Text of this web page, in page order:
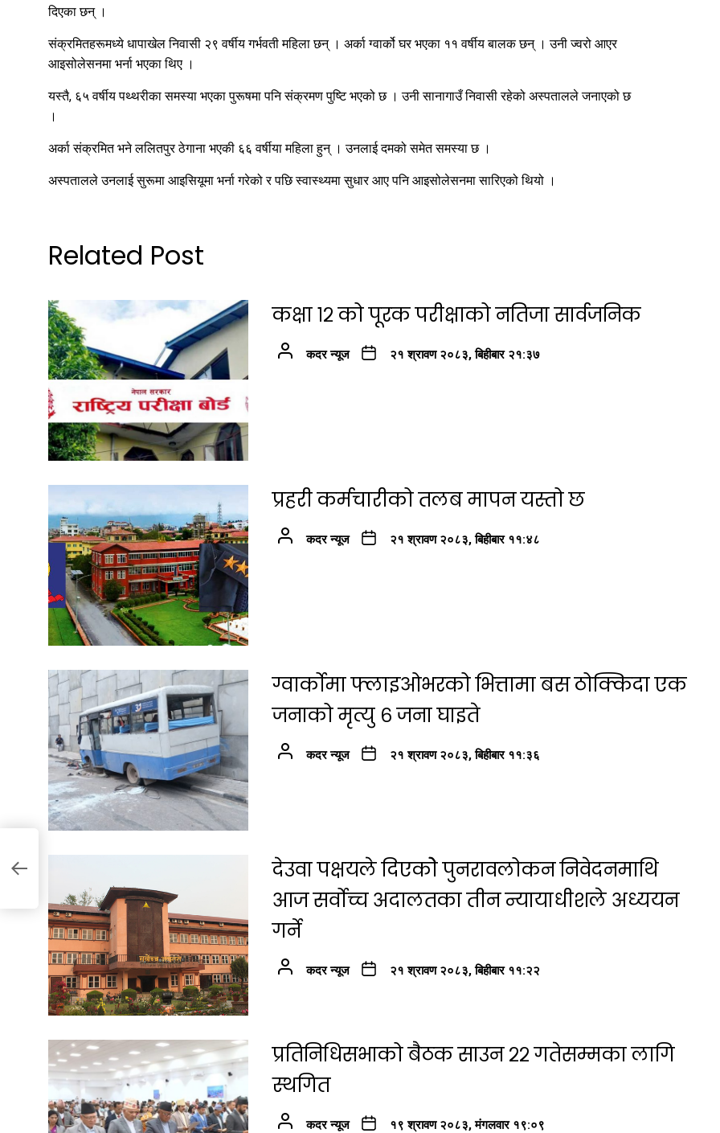
दिएका छन् ।
संक्रमितहरूमध्ये धापाखेल निवासी २९ वर्षीय गर्भवती महिला छन् । अर्का ग्वार्को घर भएका ११ वर्षीय बालक छन् । उनी ज्वरो आएर
आइसोलेसनमा भर्ना भएका थिए ।
यस्तै, ६५ वर्षीय पथ्थरीका समस्या भएका पुरूषमा पनि संक्रमण पुष्टि भएको छ । उनी सानागाउँ निवासी रहेको अस्पतालले जनाएको छ
।
अर्का संक्रमित भने ललितपुर ठेगाना भएकी ६६ वर्षीया महिला हुन् । उनलाई दमको समेत समस्या छ ।
अस्पतालले उनलाई सुरूमा आइसियूमा भर्ना गरेको र पछि स्वास्थ्यमा सुधार आए पनि आइसोलेसनमा सारिएको थियो ।
Related Post
कक्षा १२ को पूरक परीक्षाको नतिजा सार्वजनिक
कदर न्यूज २१ श्रावण २०८३, बिहीबार २१:३७
प्रहरी कर्मचारीको तलब मापन यस्तो छ
कदर न्यूज २१ श्रावण २०८३, बिहीबार ११:४८
ग्वार्कोमा फ्लाइओभरको भित्तामा बस ठोक्किदा एक
जनाको मृत्यु ६ जना घाइते
कदर न्यूज २१ श्रावण २०८३, बिहीबार ११:३६
देउवा पक्षयले दिएकोे पुनरावलोकन निवेदनमाथि
आज सर्वोच्च अदालतका तीन न्यायाधीशले अध्ययन
गर्ने
कदर न्यूज २१ श्रावण २०८३, बिहीबार ११:२२
प्रतिनिधिसभाको बैठक साउन २२ गतेसम्मका लागि
स्थगित
कदर न्यूज १९ श्रावण २०८३, मंगलवार १९:०९